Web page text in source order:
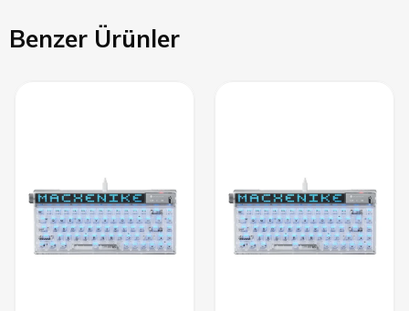
Benzer Ürünler